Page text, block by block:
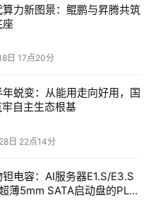
供参考，不构成投资建议。
力新图景：鲲鹏与昇腾共筑
座
日 17点20分
蜕变：从能用走向好用，国
自主生态根基
日 22点14分
电容：AI服务器E1.S/E3.S
薄5mm SATA启动盘的PLP